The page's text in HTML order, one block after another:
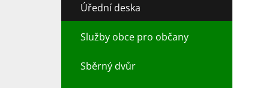
Úřední deska
Služby obce pro občany
Sběrný dvůr